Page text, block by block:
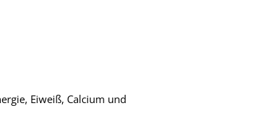
Eiweiß, Calcium und